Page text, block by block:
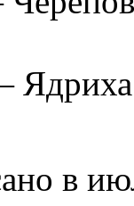
Ядриха
в